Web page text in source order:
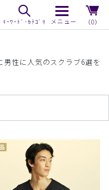
（0）
性に人気のスクラブ6選を